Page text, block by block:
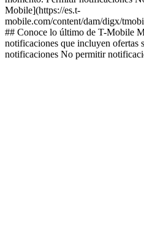
Mobile](https://es.t-
mobile.com/content/dam/digx/
## Conoce lo último de T-Mobile
notificaciones que incluyen ofertas
notificaciones No permitir